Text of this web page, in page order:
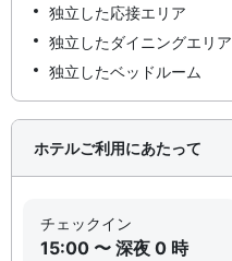
独立した応接エリア
独立したダイニングエリア
独立したベッドルーム
ホテルご利用にあたって
チェックイン
15:00 〜 深夜 0 時